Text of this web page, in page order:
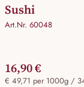
Sushi
Art.Nr. 60048
16,90 €
€ 49,71 per 1000g /